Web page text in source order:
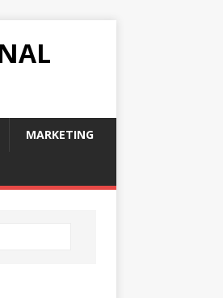
MARKETING